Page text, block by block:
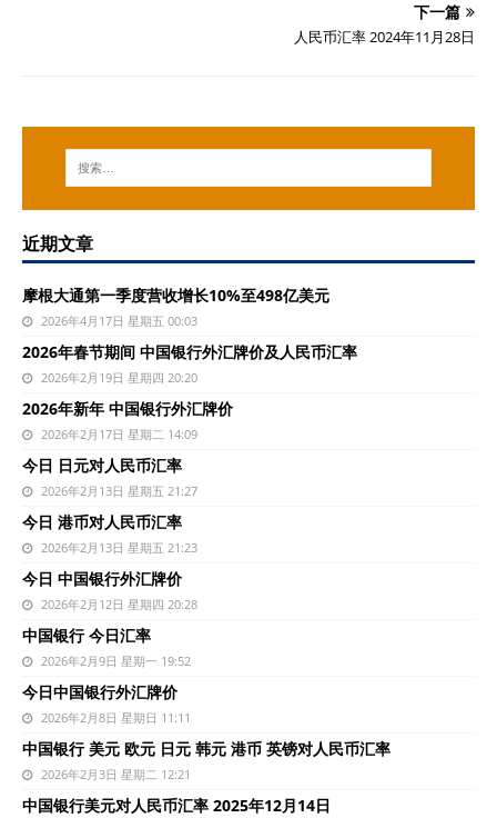
下一篇
人民币汇率 2024年11月28日
近期文章
摩根大通第一季度营收增长10%至498亿美元
2026年4月17日 星期五 00:03
2026年春节期间 中国银行外汇牌价及人民币汇率
2026年2月19日 星期四 20:20
2026年新年 中国银行外汇牌价
2026年2月17日 星期二 14:09
今日 日元对人民币汇率
2026年2月13日 星期五 21:27
今日 港币对人民币汇率
2026年2月13日 星期五 21:23
今日 中国银行外汇牌价
2026年2月12日 星期四 20:28
中国银行 今日汇率
2026年2月9日 星期一 19:52
今日中国银行外汇牌价
2026年2月8日 星期日 11:11
中国银行 美元 欧元 日元 韩元 港币 英镑对人民币汇率
2026年2月3日 星期二 12:21
中国银行美元对人民币汇率 2025年12月14日